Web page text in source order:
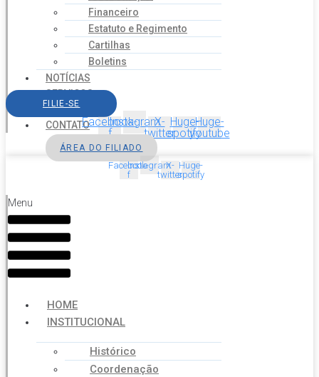
Financeiro
Estatuto e Regimento
Cartilhas
Boletins
NOTÍCIAS
SERVIÇOS
AGENDA
CONTATO
FILIE-SE
Facebook-
f
InstagramX-
twitter
Huge-
spotify
Huge-
youtube
ÁREA DO FILIADO
Facebook-
f
InstagramX-
twitter
Huge-
spotify
Menu
HOME
INSTITUCIONAL
Histórico
Coordenação